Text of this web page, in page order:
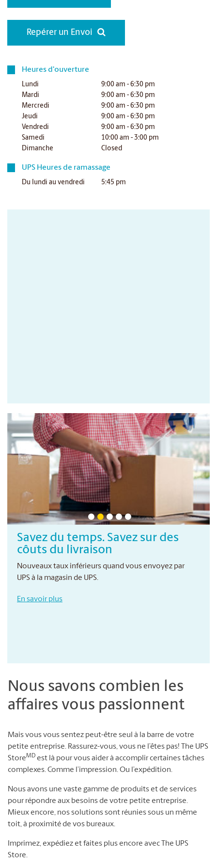
Repérer un Envoi
Heures d'ouverture
Lundi
9:00 am - 6:30 pm
Mardi
9:00 am - 6:30 pm
Mercredi
9:00 am - 6:30 pm
Jeudi
9:00 am - 6:30 pm
Vendredi
9:00 am - 6:30 pm
Samedi
10:00 am - 3:00 pm
Dimanche
Closed
UPS Heures de ramassage
Du lundi au vendredi 5:45 pm
Savez du temps. Savez sur des
côuts du livraison
Nouveaux taux inférieurs quand vous envoyez par
UPS à la magasin de UPS.
En savoir plus
Nous savons combien les
affaires vous passionnent
Mais vous vous sentez peut-être seul à la barre de votre
petite entreprise. Rassurez-vous, vous ne l’êtes pas! The UPS
StoreMD est là pour vous aider à accomplir certaines tâches
complexes. Comme l’impression. Ou l’expédition.
Nous avons une vaste gamme de produits et de services
pour répondre aux besoins de votre petite entreprise.
Mieux encore, nos solutions sont réunies sous un même
toit, à proximité de vos bureaux.
Imprimez, expédiez et faites plus encore avec The UPS
Store.